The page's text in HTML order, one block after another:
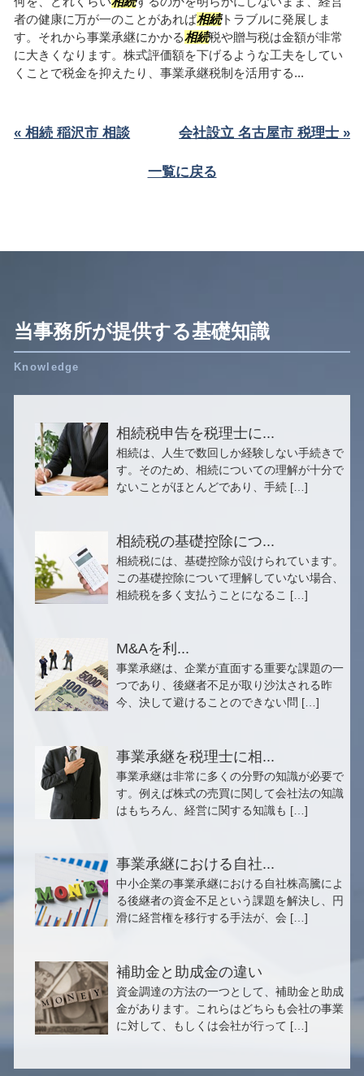
者の健康に万が一のことがあれば相続トラブルに発展しま
す。それから事業承継にかかる相続税や贈与税は金額が非常
に大きくなります。株式評価額を下げるような工夫をしてい
くことで税金を抑えたり、事業承継税制を活用する...
« 相続 稲沢市 相談 会社設立 名古屋市 税理士 »
一覧に戻る
当事務所が提供する基礎知識
相続税申告を税理士に...
相続は、人生で数回しか経験しない手続きで
す。そのため、相続についての理解が十分で
ないことがほとんどであり、手続 […]
相続税の基礎控除につ...
相続税には、基礎控除が設けられています。
この基礎控除について理解していない場合、
相続税を多く支払うことになるこ […]
M&Aを利...
事業承継は、企業が直面する重要な課題の一
つであり、後継者不足が取り沙汰される昨
今、決して避けることのできない問 […]
事業承継を税理士に相...
事業承継は非常に多くの分野の知識が必要で
す。例えば株式の売買に関して会社法の知識
はもちろん、経営に関する知識も […]
事業承継における自社...
中小企業の事業承継における自社株高騰によ
る後継者の資金不足という課題を解決し、円
滑に経営権を移行する手法が、会 […]
補助金と助成金の違い
資金調達の方法の一つとして、補助金と助成
金があります。これらはどちらも会社の事業
に対して、もしくは会社が行って […]